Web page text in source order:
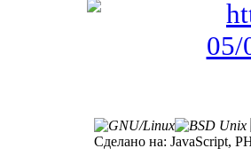
Сделано на: JavaScript,